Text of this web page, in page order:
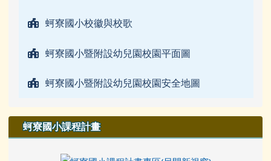
蚵寮國小校徽與校歌
蚵寮國小暨附設幼兒園校園平面圖
蚵寮國小暨附設幼兒園校園安全地圖
蚵寮國小課程計畫